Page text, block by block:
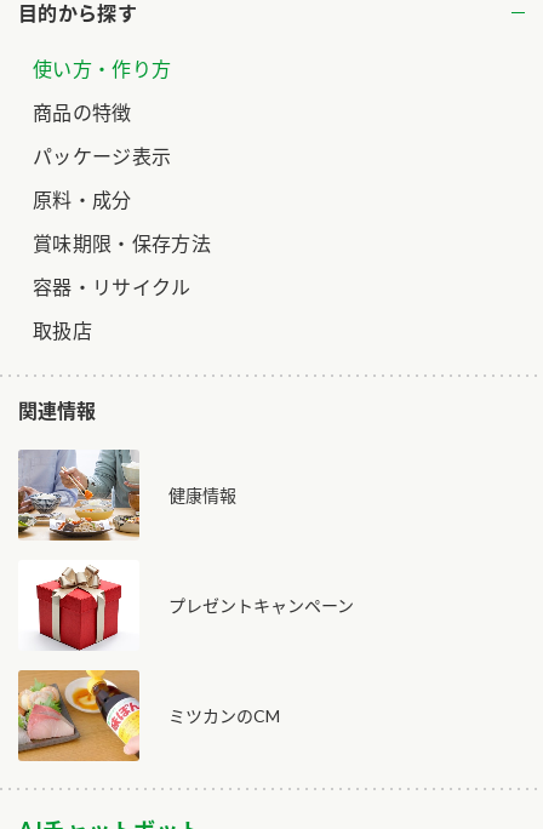
目的から探す
使い方・作り方
商品の特徴
パッケージ表示
原料・成分
賞味期限・保存方法
容器・リサイクル
取扱店
関連情報
健康情報
プレゼントキャンペーン
ミツカンのCM